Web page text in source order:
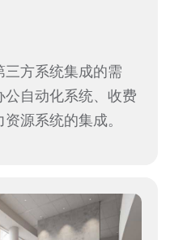
方系统集成的需
自动化系统、收费
源系统的集成。